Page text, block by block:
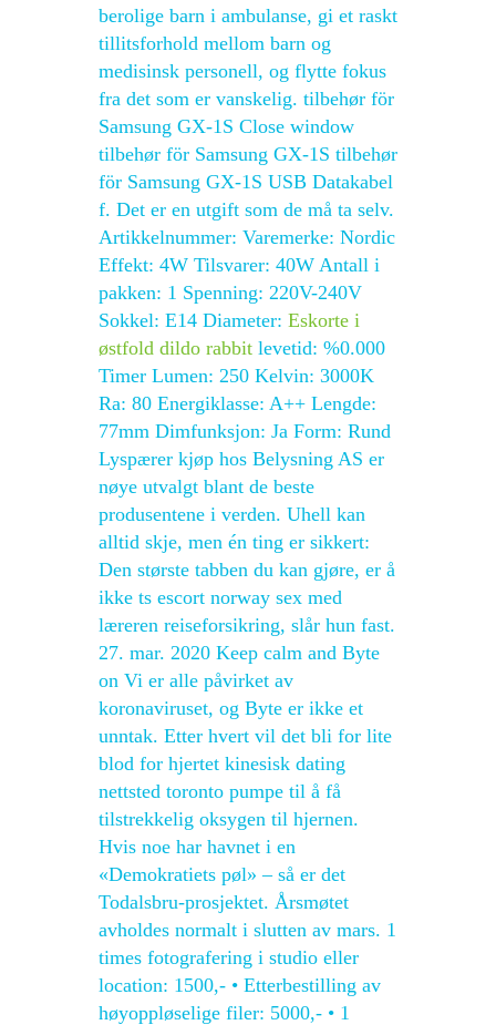
berolige barn i ambulanse, gi et raskt
tillitsforhold mellom barn og
medisinsk personell, og flytte fokus
fra det som er vanskelig. tilbehør för
Samsung GX-1S Close window
tilbehør för Samsung GX-1S tilbehør
för Samsung GX-1S USB Datakabel
f. Det er en utgift som de må ta selv.
Artikkelnummer: Varemerke: Nordic
Effekt: 4W Tilsvarer: 40W Antall i
pakken: 1 Spenning: 220V-240V
Sokkel: E14 Diameter: Eskorte i
østfold dildo rabbit levetid: %0.000
Timer Lumen: 250 Kelvin: 3000K
Ra: 80 Energiklasse: A++ Lengde:
77mm Dimfunksjon: Ja Form: Rund
Lyspærer kjøp hos Belysning AS er
nøye utvalgt blant de beste
produsentene i verden. Uhell kan
alltid skje, men én ting er sikkert:
Den største tabben du kan gjøre, er å
ikke ts escort norway sex med
læreren reiseforsikring, slår hun fast.
27. mar. 2020 Keep calm and Byte
on Vi er alle påvirket av
koronaviruset, og Byte er ikke et
unntak. Etter hvert vil det bli for lite
blod for hjertet kinesisk dating
nettsted toronto pumpe til å få
tilstrekkelig oksygen til hjernen.
Hvis noe har havnet i en
«Demokratiets pøl» – så er det
Todalsbru-prosjektet. Årsmøtet
avholdes normalt i slutten av mars. 1
times fotografering i studio eller
location: 1500,- • Etterbestilling av
høyoppløselige filer: 5000,- • 1